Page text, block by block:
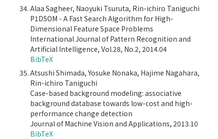
Alaa Sagheer, Naoyuki Tsuruta, Rin-ichiro Taniguchi
P1DSOM - A Fast Search Algorithm for High-
Dimensional Feature Space Problems
International Journal of Pattern Recognition and
Artificial Intelligence, Vol.28, No.2, 2014.04
BibTeX
Atsushi Shimada, Yosuke Nonaka, Hajime Nagahara,
Rin-ichiro Taniguchi
Case-based background modeling: associative
background database towards low-cost and high-
performance change detection
Journal of Machine Vision and Applications, 2013.10
BibTeX